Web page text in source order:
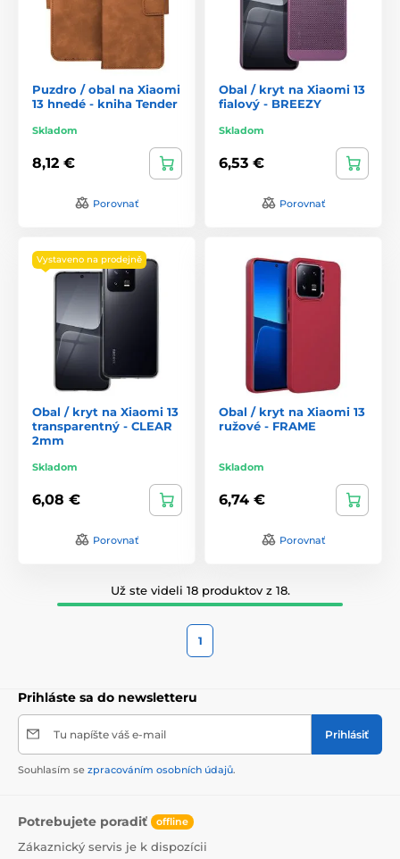
Puzdro / obal na Xiaomi
13 hnedé - kniha Tender
Skladom
8,12 €
Porovnať
Obal / kryt na Xiaomi 13
fialový - BREEZY
Skladom
6,53 €
Porovnať
Vystaveno na prodejně
Obal / kryt na Xiaomi 13
transparentný - CLEAR
2mm
Skladom
6,08 €
Porovnať
Obal / kryt na Xiaomi 13
ružové - FRAME
Skladom
6,74 €
Porovnať
Už ste videli 18 produktov z 18.
1
Prihláste sa do newsletteru
Tu napíšte váš e-mail Prihlásiť
Souhlasím se zpracováním osobních údajů.
Potrebujete poradiť offline
Zákaznický servis je k dispozícii